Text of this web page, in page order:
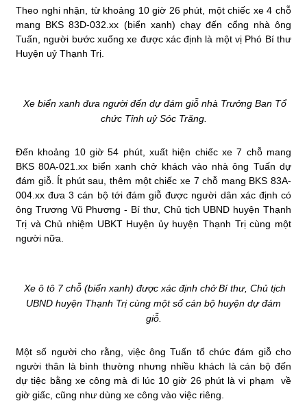
Theo nghi nhận, từ khoảng 10 giờ 26 phút, một chiếc xe 4 chỗ
mang BKS 83D-032.xx (biển xanh) chạy đến cổng nhà ông
Tuấn, người bước xuống xe được xác định là một vị Phó Bí thư
Huyện uỷ Thạnh Trị.
Xe biển xanh đưa người đến dự đám giỗ nhà Trưởng Ban Tổ
chức Tỉnh uỷ Sóc Trăng.
Đến khoảng 10 giờ 54 phút, xuất hiện chiếc xe 7 chỗ mang
BKS 80A-021.xx biển xanh chở khách vào nhà ông Tuấn dự
đám giỗ. Ít phút sau, thêm một chiếc xe 7 chỗ mang BKS 83A-
004.xx đưa 3 cán bộ tới đám giỗ được người dân xác định có
ông Trương Vũ Phương - Bí thư, Chủ tịch UBND huyện Thạnh
Trị và Chủ nhiệm UBKT Huyện ủy huyện Thạnh Trị cùng một
người nữa.
Xe ô tô 7 chỗ (biển xanh) được xác định chở Bí thư, Chủ tịch
UBND huyện Thạnh Trị cùng một số cán bộ huyện dự đám
giỗ.
Một số người cho rằng, việc ông Tuấn tổ chức đám giỗ cho
người thân là bình thường nhưng nhiều khách là cán bộ đến
dự tiệc bằng xe công mà đi lúc 10 giờ 26 phút là vi phạm về
giờ giấc, cũng như dùng xe công vào việc riêng.